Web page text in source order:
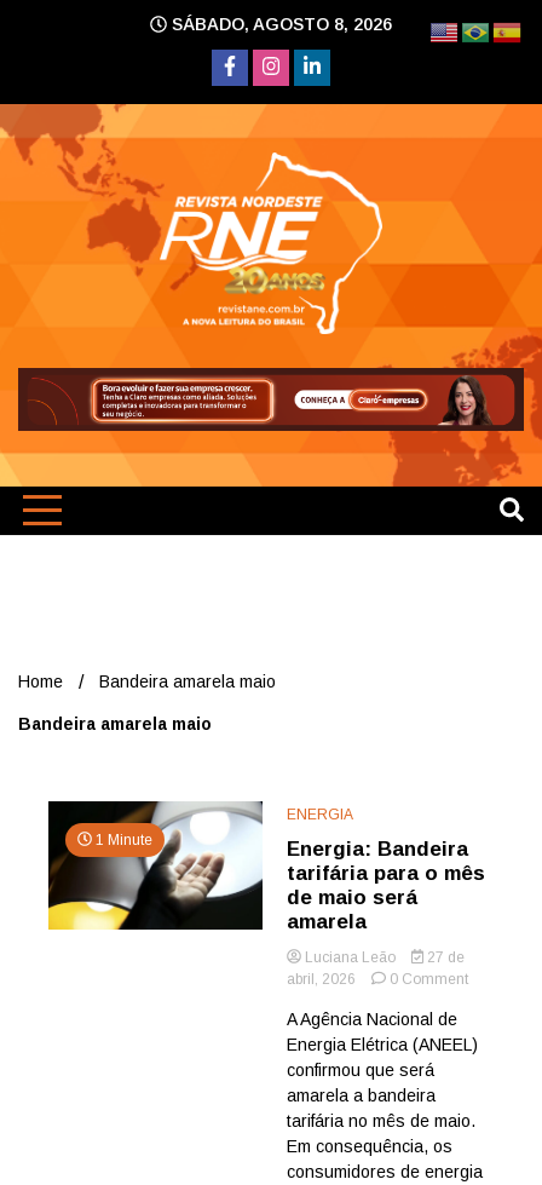
SÁBADO, AGOSTO 8, 2026
Home Bandeira amarela maio
Bandeira amarela maio
1 Minute
ENERGIA
Energia: Bandeira
tarifária para o mês
de maio será
amarela
Luciana Leão
27 de
abril, 2026
0 Commenton
tarifária
de
será
A Agência Nacional de
Energia Elétrica (ANEEL)
confirmou que será
amarela a bandeira
tarifária no mês de maio.
Em consequência, os
consumidores de energia